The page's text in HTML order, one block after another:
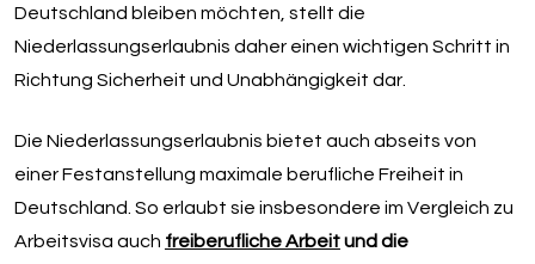
Deutschland bleiben möchten, stellt die
Niederlassungserlaubnis daher einen wichtigen Schritt in
Richtung Sicherheit und Unabhängigkeit dar.
Die Niederlassungserlaubnis bietet auch abseits von
einer Festanstellung maximale berufliche Freiheit in
Deutschland. So erlaubt sie insbesondere im Vergleich zu
Arbeitsvisa auch freiberufliche Arbeitund die